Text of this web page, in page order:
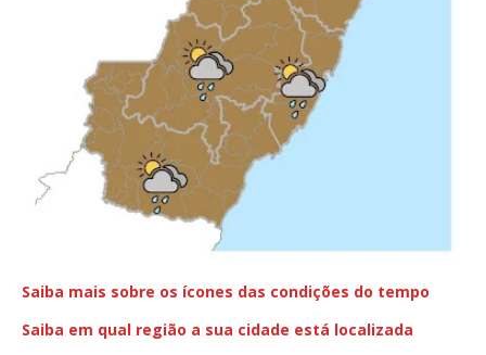
Saiba mais sobre os ícones das condições do tempo
Saiba em qual região a sua cidade está localizada